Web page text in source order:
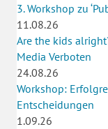
3. Workshop zu
11.08.26
Are the kids
Media Verboten
24.08.26
Workshop:
Entscheidungen
1.09.26